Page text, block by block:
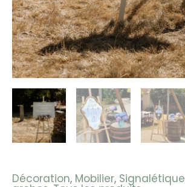
Décoration, Mobilier, Signalétique